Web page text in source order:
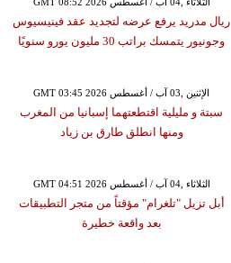
ريال مدريد يرفع عرضه لتجديد عقد فينيسيوس
وجونيور يتمسك براتب 30 مليون يورو سنويًا
GMT 03:45 2026 الإثنين ,03 آب / أغسطس
سبتة و مليلية اقتطعتهما إسبانيا من المغرب
ومنها انطلق طارق بن زياد
GMT 04:51 2026 الثلاثاء ,04 آب / أغسطس
أبل تزيل "تلغرام" مؤقتاً من متجر التطبيقات
بعد واقعة خطيرة